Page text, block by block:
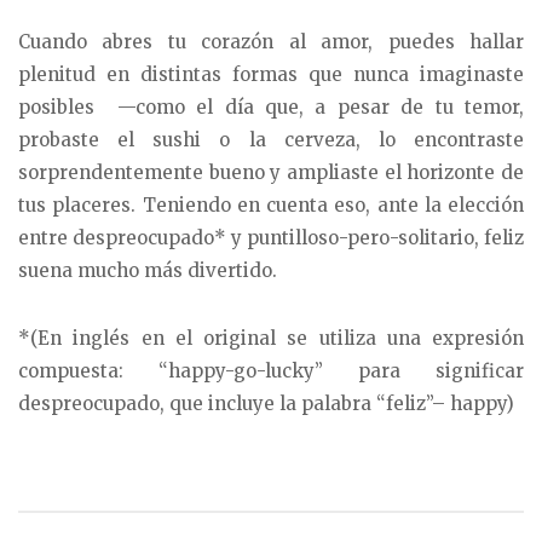
Cuando abres tu corazón al amor, puedes hallar
plenitud en distintas formas que nunca imaginaste
posibles —como el día que, a pesar de tu temor,
probaste el sushi o la cerveza, lo encontraste
sorprendentemente bueno y ampliaste el horizonte de
tus placeres. Teniendo en cuenta eso, ante la elección
entre despreocupado* y puntilloso-pero-solitario, feliz
suena mucho más divertido.
*(En inglés en el original se utiliza una expresión
compuesta: “happy-go-lucky” para significar
despreocupado, que incluye la palabra “feliz”– happy)